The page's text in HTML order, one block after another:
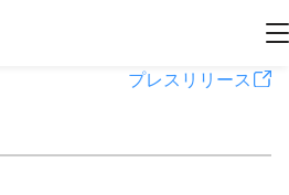
らせ
プレスリリース